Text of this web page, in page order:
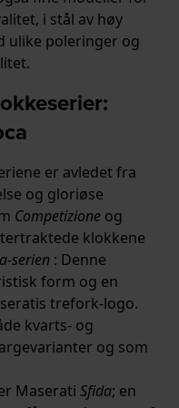
i stål av høy
ulike poleringer og
er avledet fra
og gloriøse
Competizione og
klokkene
serien : Denne
form og en
trefork-logo.
kvarts- og
og som
Maserati Sfida; en